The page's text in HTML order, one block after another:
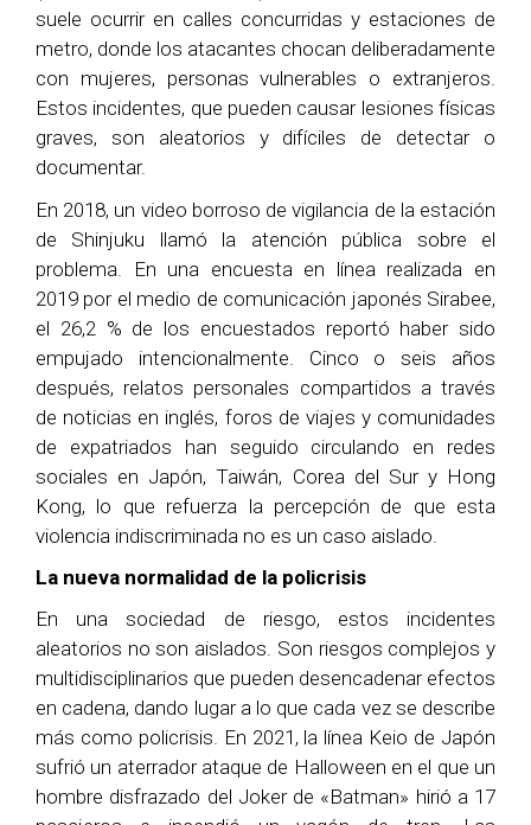
suele ocurrir en calles concurridas y estaciones de
metro, donde los atacantes chocan deliberadamente
con mujeres, personas vulnerables o extranjeros.
Estos incidentes, que pueden causar lesiones físicas
graves, son aleatorios y difíciles de detectar o
documentar.
En 2018, un video borroso de vigilancia de la estación
de Shinjuku llamó la atención pública sobre el
problema. En una encuesta en línea realizada en
2019 por el medio de comunicación japonés Sirabee,
el 26,2 % de los encuestados reportó haber sido
empujado intencionalmente. Cinco o seis años
después, relatos personales compartidos a través
de noticias en inglés, foros de viajes y comunidades
de expatriados han seguido circulando en redes
sociales en Japón, Taiwán, Corea del Sur y Hong
Kong, lo que refuerza la percepción de que esta
violencia indiscriminada no es un caso aislado.
La nueva normalidad de la policrisis
En una sociedad de riesgo, estos incidentes
aleatorios no son aislados. Son riesgos complejos y
multidisciplinarios que pueden desencadenar efectos
en cadena, dando lugar a lo que cada vez se describe
más como policrisis. En 2021, la línea Keio de Japón
sufrió un aterrador ataque de Halloween en el que un
hombre disfrazado del Joker de «Batman» hirió a 17